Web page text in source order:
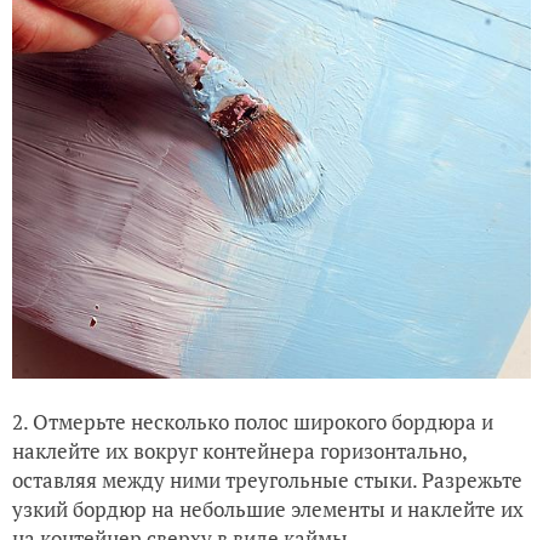
2. Отмерьте несколько полос широкого бордюра и
наклейте их вокруг контейнера горизонтально,
оставляя между ними треугольные стыки. Разрежьте
узкий бордюр на небольшие элементы и наклейте их